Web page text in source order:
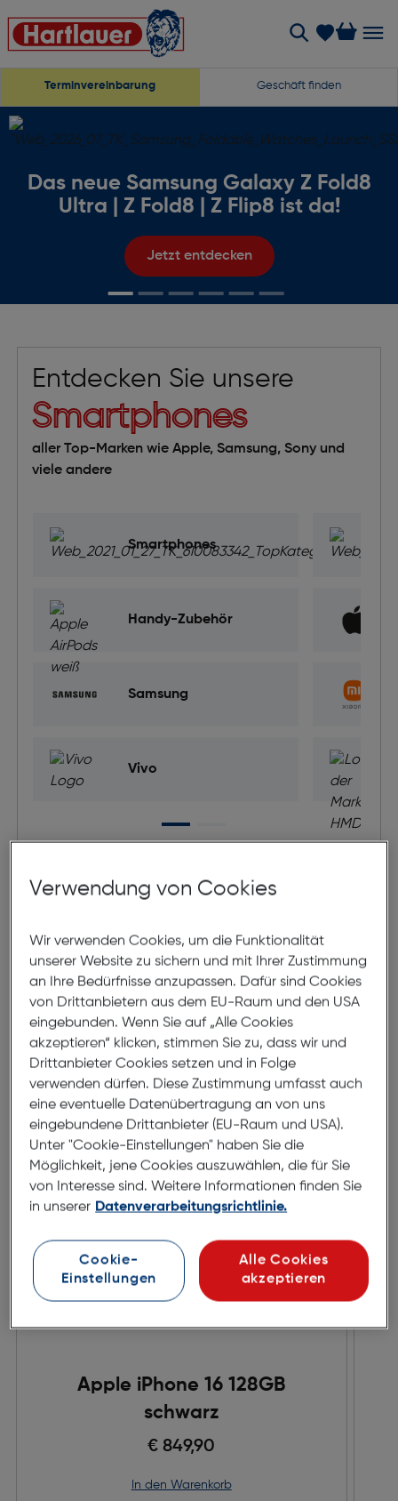
Terminvereinbarung Geschäft finden
Das neue Samsung Galaxy Z Fold8
Ultra | Z Fold8 | Z Flip8 ist da!
Jetzt entdecken
Ultra 3 LTE 49mm Black Titan Case + Black Ocean Band
17 Pro Max 256GB Tiefblau
6 Edelstahl gold #8 56,9 mm
6 Edelstahl schwarz #9 59,5 mm
Entdecken Sie unsere
Smartphones
aller Top-Marken wie Apple, Samsung, Sony und
viele andere
Smartphones
Handy-Zubehör
Samsung
Vivo
Löwenstarke Smartphones
Highlight-Smartphones
Produktdatenblatt
Apple iPhone 16 128GB
schwarz
€ 849,90
Produktdatenblatt
in den Warenkorb
Verwendung von Cookies
Wir verwenden Cookies, um die Funktionalität
unserer Website zu sichern und mit Ihrer Zustimmung
an Ihre Bedürfnisse anzupassen. Dafür sind Cookies
von Drittanbietern aus dem EU-Raum und den USA
eingebunden. Wenn Sie auf „Alle Cookies
akzeptieren“ klicken, stimmen Sie zu, dass wir und
Drittanbieter Cookies setzen und in Folge
verwenden dürfen. Diese Zustimmung umfasst auch
eine eventuelle Datenübertragung an von uns
eingebundene Drittanbieter (EU-Raum und USA).
Unter "Cookie-Einstellungen" haben Sie die
Möglichkeit, jene Cookies auszuwählen, die für Sie
von Interesse sind. Weitere Informationen finden Sie
in unserer Datenverarbeitungsrichtlinie.
Cookie-
Einstellungen
Alle Cookies
akzeptieren